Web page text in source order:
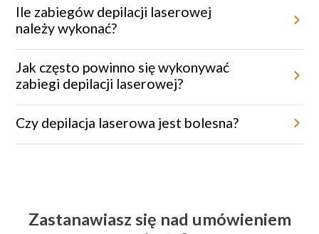
wysiłku fizycznego przez 48 godzin.
Ile zabiegów depilacji laserowej
należy wykonać?
Aby uzyskać trwałe efekty, konieczna jest seria 6–9 zabiegów,
dostosowana indywidualnie do potrzeb klienta.
Jak często powinno się wykonywać
zabiegi depilacji laserowej?
Zabiegi wykonywane są co 4–8 tygodni, w zależności od obszaru
ciała i fazy wzrostu włosa.
Czy depilacja laserowa jest bolesna?
Dzięki systemom chłodzącym oraz innowacyjnym technologiom
Zastanawiasz się nad umówieniem